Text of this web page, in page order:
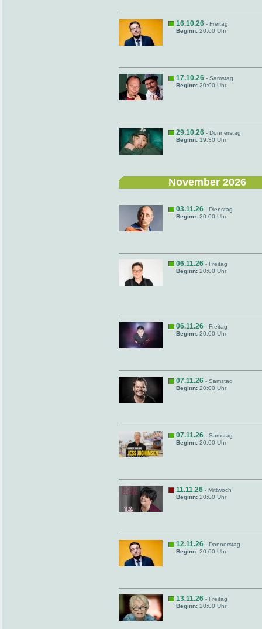
16.10.26 - Freitag
Beginn: 20:00 Uhr
17.10.26 - Samstag
Beginn: 20:00 Uhr
29.10.26 - Donnerstag
Beginn: 19:30 Uhr
November 2026
03.11.26 - Dienstag
Beginn: 20:00 Uhr
06.11.26 - Freitag
Beginn: 20:00 Uhr
06.11.26 - Freitag
Beginn: 20:00 Uhr
07.11.26 - Samstag
Beginn: 20:00 Uhr
07.11.26 - Samstag
Beginn: 20:00 Uhr
11.11.26 - Mittwoch
Beginn: 20:00 Uhr
12.11.26 - Donnerstag
Beginn: 20:00 Uhr
13.11.26 - Freitag
Beginn: 20:00 Uhr